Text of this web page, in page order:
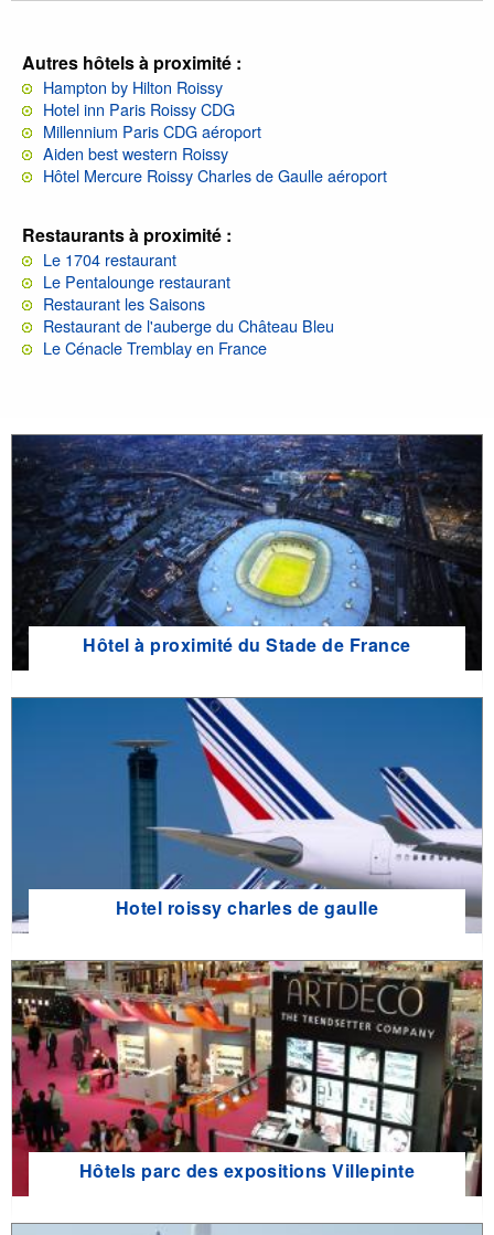
Autres hôtels à proximité :
Hampton by Hilton Roissy
Hotel inn Paris Roissy CDG
Millennium Paris CDG aéroport
Aiden best western Roissy
Hôtel Mercure Roissy Charles de Gaulle aéroport
Restaurants à proximité :
Le 1704 restaurant
Le Pentalounge restaurant
Restaurant les Saisons
Restaurant de l'auberge du Château Bleu
Le Cénacle Tremblay en France
Hôtel à proximité du Stade de France
Hotel roissy charles de gaulle
Hôtels parc des expositions Villepinte